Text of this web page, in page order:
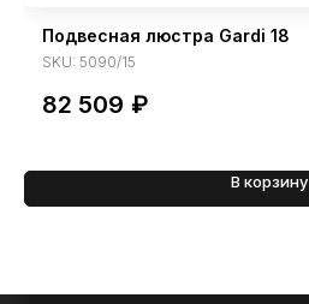
Подвесная люстра Gardi 18
SKU: 5090/15
82 509 ₽
В корзину